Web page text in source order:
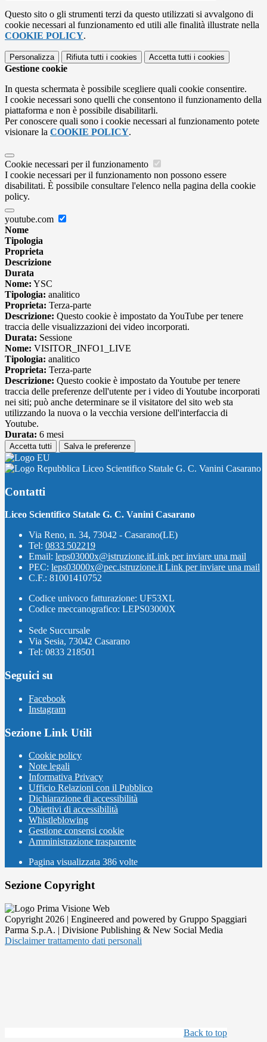
Questo sito o gli strumenti terzi da questo utilizzati si avvalgono di
cookie necessari al funzionamento ed utili alle finalità illustrate nella
COOKIE POLICY.
Personalizza Rifiuta tutti i cookies Accetta tutti i cookies
Gestione cookie
In questa schermata è possibile scegliere quali cookie consentire.
I cookie necessari sono quelli che consentono il funzionamento della
piattaforma e non è possibile disabilitarli.
Per conoscere quali sono i cookie necessari al funzionamento potete
visionare la COOKIE POLICY.
Cookie necessari per il funzionamento
I cookie necessari per il funzionamento non possono essere
disabilitati. È possibile consultare l'elenco nella pagina della cookie
policy.
youtube.com
Nome
Tipologia
Proprieta
Descrizione
Durata
Nome: YSC
Tipologia: analitico
Proprieta: Terza-parte
Descrizione: Questo cookie è impostato da YouTube per tenere
traccia delle visualizzazioni dei video incorporati.
Durata: Sessione
Nome: VISITOR_INFO1_LIVE
Tipologia: analitico
Proprieta: Terza-parte
Descrizione: Questo cookie è impostato da Youtube per tenere
traccia delle preferenze dell'utente per i video di Youtube incorporati
nei siti; può anche determinare se il visitatore del sito web sta
utilizzando la nuova o la vecchia versione dell'interfaccia di
Youtube.
Durata: 6 mesi
Accetta tutti Salva le preferenze
Liceo Scientifico Statale G. C. Vanini Casarano
Contatti
Liceo Scientifico Statale G. C. Vanini Casarano
Via Reno, n. 34, 73042 - Casarano(LE)
Tel: 0833 502219
Email: leps03000x@istruzione.itLink per inviare una mail
PEC: leps03000x@pec.istruzione.it Link per inviare una mail
C.F.: 81001410752
Codice univoco fatturazione: UF53XL
Codice meccanografico: LEPS03000X
Sede Succursale
Via Sesia, 73042 Casarano
Tel: 0833 218501
Seguici su
Facebook
Instagram
Sezione Link Utili
Cookie policy
Note legali
Informativa Privacy
Ufficio Relazioni con il Pubblico
Dichiarazione di accessibilità
Obiettivi di accessibilità
Whistleblowing
Gestione consensi cookie
Amministrazione trasparente
Pagina visualizzata 386 volte
Sezione Copyright
Copyright 2026 | Engineered and powered by Gruppo Spaggiari
Parma S.p.A. | Divisione Publishing & New Social Media
Disclaimer trattamento dati personali
Back to top